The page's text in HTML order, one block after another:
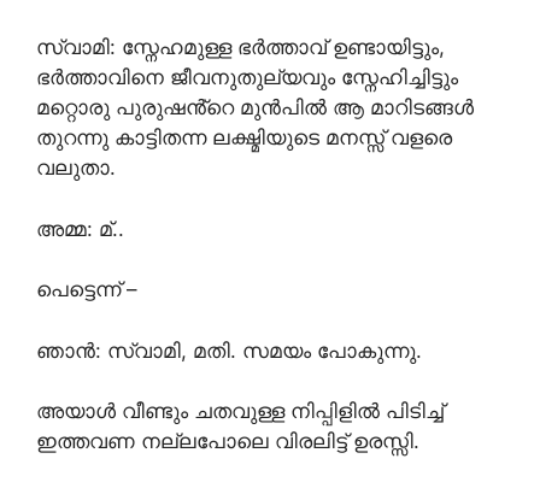
സ്വാമി: സ്നേഹമുള്ള ഭർത്താവ് ഉണ്ടായിട്ടും,
ഭർത്താവിനെ ജീവനുതുല്യവും സ്നേഹിച്ചിട്ടും
മറ്റൊരു പുരുഷൻ്റെ മുൻപിൽ ആ മാറിടങ്ങൾ
തുറന്നു കാട്ടിതന്ന ലക്ഷ്മിയുടെ മനസ്സ് വളരെ
വലുതാ.
അമ്മ: മ്..
പെട്ടെന്ന് –
ഞാൻ: സ്വാമി, മതി. സമയം പോകുന്നു.
അയാൾ വീണ്ടും ചതവുള്ള നിപ്പിളിൽ പിടിച്ച്
ഇത്തവണ നല്ലപോലെ വിരലിട്ട് ഉരസ്സി.